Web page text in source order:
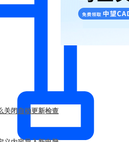
关闭自动更新检查